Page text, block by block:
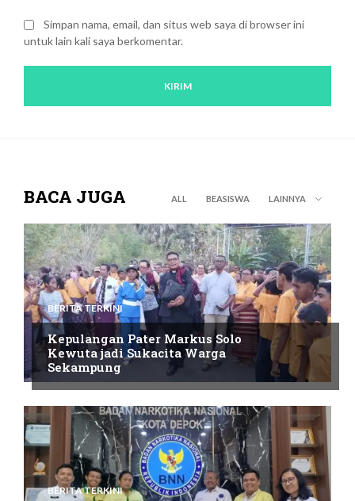
Simpan nama, email, dan situs web saya di browser ini
untuk lain kali saya berkomentar.
BACA JUGA ALL BEASISWA LAINNYA
BERITA TERKINI
Kepulangan Pater Markus Solo
Kewuta jadi Sukacita Warga
Sekampung
BERITA TERKINI